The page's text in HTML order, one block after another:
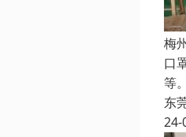
梅
口
等
东
24-